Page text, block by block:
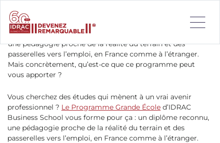
Vous cherchez des études qui mènent à un vrai avenir
professionnel ? Le Programme Grande École d’IDRAC
Business School vous forme pour ça : un diplôme reconnu,
une pédagogie proche de la réalité du terrain et des
passerelles vers l’emploi, en France comme à l’étranger.
Mais concrètement, qu’est-ce que ce programme peut
vous apporter ?
Vous cherchez des études qui mènent à un vrai avenir
professionnel ? Le Programme Grande École d’IDRAC
Business School vous forme pour ça : un diplôme reconnu,
une pédagogie proche de la réalité du terrain et des
passerelles vers l’emploi, en France comme à l’étranger.